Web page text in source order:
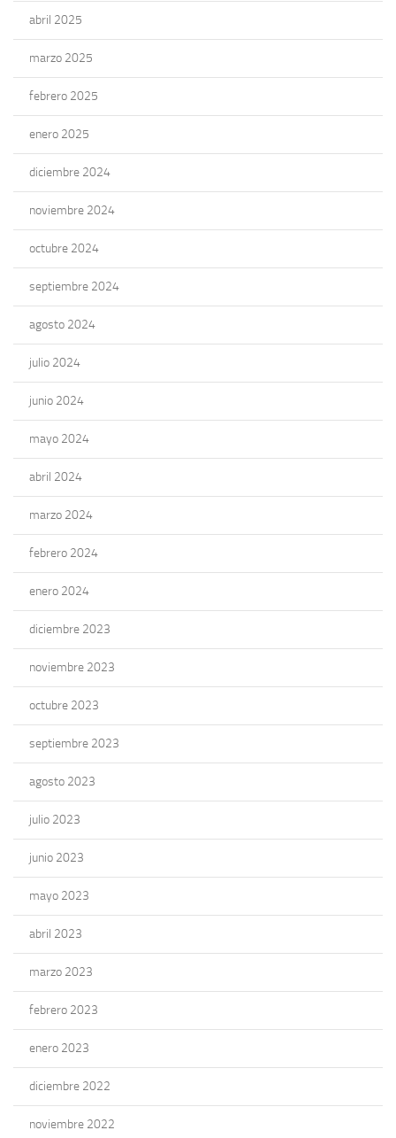
abril 2025
marzo 2025
febrero 2025
enero 2025
diciembre 2024
noviembre 2024
octubre 2024
septiembre 2024
agosto 2024
julio 2024
junio 2024
mayo 2024
abril 2024
marzo 2024
febrero 2024
enero 2024
diciembre 2023
noviembre 2023
octubre 2023
septiembre 2023
agosto 2023
julio 2023
junio 2023
mayo 2023
abril 2023
marzo 2023
febrero 2023
enero 2023
diciembre 2022
noviembre 2022